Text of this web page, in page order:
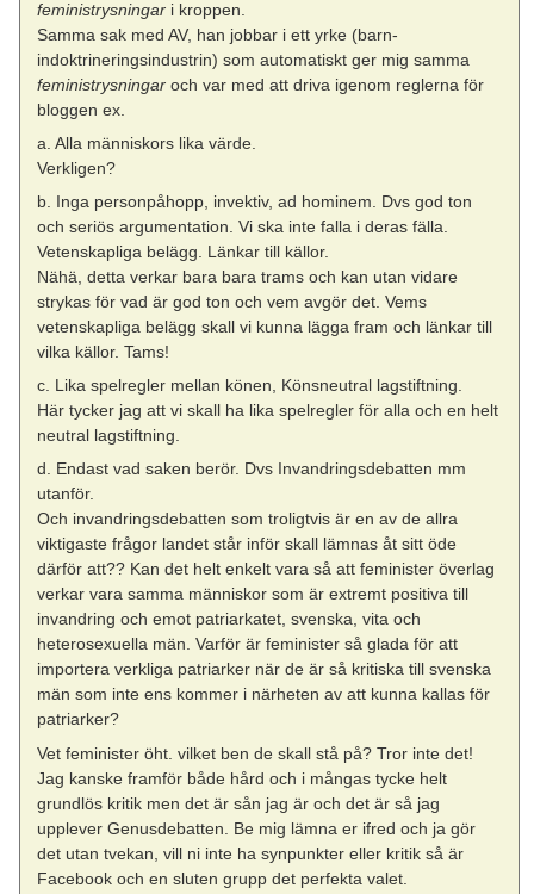
feministrysningar i kroppen.
Samma sak med AV, han jobbar i ett yrke (barn-
indoktrineringsindustrin) som automatiskt ger mig samma
feministrysningar och var med att driva igenom reglerna för
bloggen ex.
a. Alla människors lika värde.
Verkligen?
b. Inga personpåhopp, invektiv, ad hominem. Dvs god ton
och seriös argumentation. Vi ska inte falla i deras fälla.
Vetenskapliga belägg. Länkar till källor.
Nähä, detta verkar bara bara trams och kan utan vidare
strykas för vad är god ton och vem avgör det. Vems
vetenskapliga belägg skall vi kunna lägga fram och länkar till
vilka källor. Tams!
c. Lika spelregler mellan könen, Könsneutral lagstiftning.
Här tycker jag att vi skall ha lika spelregler för alla och en helt
neutral lagstiftning.
d. Endast vad saken berör. Dvs Invandringsdebatten mm
utanför.
Och invandringsdebatten som troligtvis är en av de allra
viktigaste frågor landet står inför skall lämnas åt sitt öde
därför att?? Kan det helt enkelt vara så att feminister överlag
verkar vara samma människor som är extremt positiva till
invandring och emot patriarkatet, svenska, vita och
heterosexuella män. Varför är feminister så glada för att
importera verkliga patriarker när de är så kritiska till svenska
män som inte ens kommer i närheten av att kunna kallas för
patriarker?
Vet feminister öht. vilket ben de skall stå på? Tror inte det!
Jag kanske framför både hård och i mångas tycke helt
grundlös kritik men det är sån jag är och det är så jag
upplever Genusdebatten. Be mig lämna er ifred och ja gör
det utan tvekan, vill ni inte ha synpunkter eller kritik så är
Facebook och en sluten grupp det perfekta valet.